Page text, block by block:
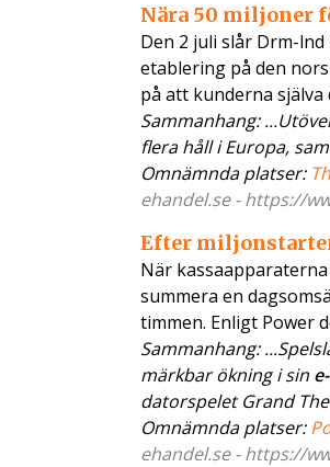
Nära 50 miljoner
Den 2 juli slår Drm-
etablering på den
på att kunderna
Sammanhang:
flera håll i Europa,
Omnämnda platser:
ehandel.se - https://
Efter
När
summera en
timmen. Enligt Power
Sammanhang:
märkbar ökning i sin
datorspelet Grand
Omnämnda platser:
ehandel.se - https://